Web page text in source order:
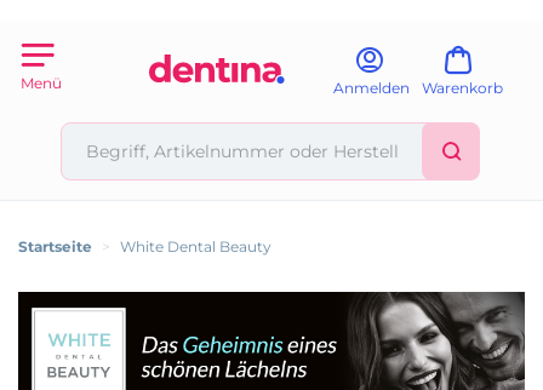
Menü Anmelden Warenkorb
Startseite > White Dental Beauty